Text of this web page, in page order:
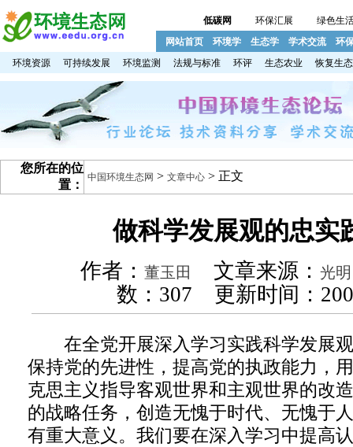
低碳网 环保汇展
绿色生
网站首页
环境学 生态学 学术交流
环
环境资源
可持续发展 环境监测 法规与标准 环评 生态农业 恢复生态
您所在的位
置：
中国环境生态网 > 文章中心 > 正文
做科学发展观的忠实
作者： 董玉田 文章来源： 光
数： 307 更新时间：
在全党开展深入学习实践科学发展
保持党的先进性，提高党的执政能力，
克思主义指导客观世界和主观世界的改
的战略任务，创造无愧于时代、无愧于
有重大意义。我们要在深入学习中提高